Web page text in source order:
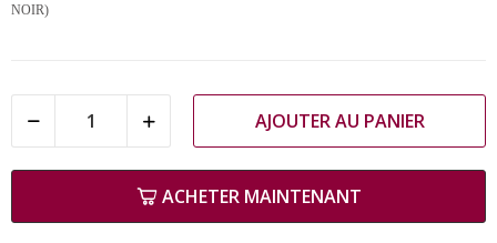
NOIR)
AJOUTER AU PANIER
ACHETER MAINTENANT